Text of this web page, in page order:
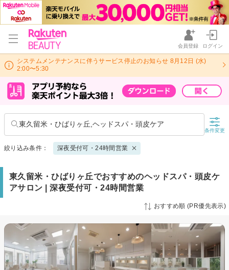
会員登録 ログイン
システムメンテナンスに伴うサービス停止のお知らせ 8月12日 (水)
2:00〜5:30
東久留米・ひばりヶ丘,ヘッドスパ・頭皮ケア
条件変更
絞り込み条件： 深夜受付可・24時間営業
東久留米・ひばりヶ丘でおすすめのヘッドスパ・頭皮ケ
アサロン | 深夜受付可・24時間営業
おすすめ順 (PR優先表示)